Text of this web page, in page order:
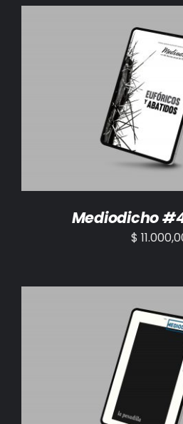
AÑADIR AL CARRITO
Mediodicho
$
AÑADIR AL CARRITO